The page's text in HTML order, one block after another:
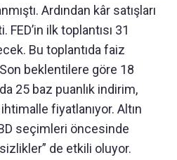
Ardından kâr satışları
FED’in ilk toplantısı 31
Bu toplantıda faiz
beklentilere göre 18
25 baz puanlık indirim,
fiyatlanıyor. Altın
seçimleri öncesinde
de etkili oluyor.